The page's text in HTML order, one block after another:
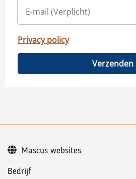
Privacy policy
Verzenden
Bedrijf
Mascus websites